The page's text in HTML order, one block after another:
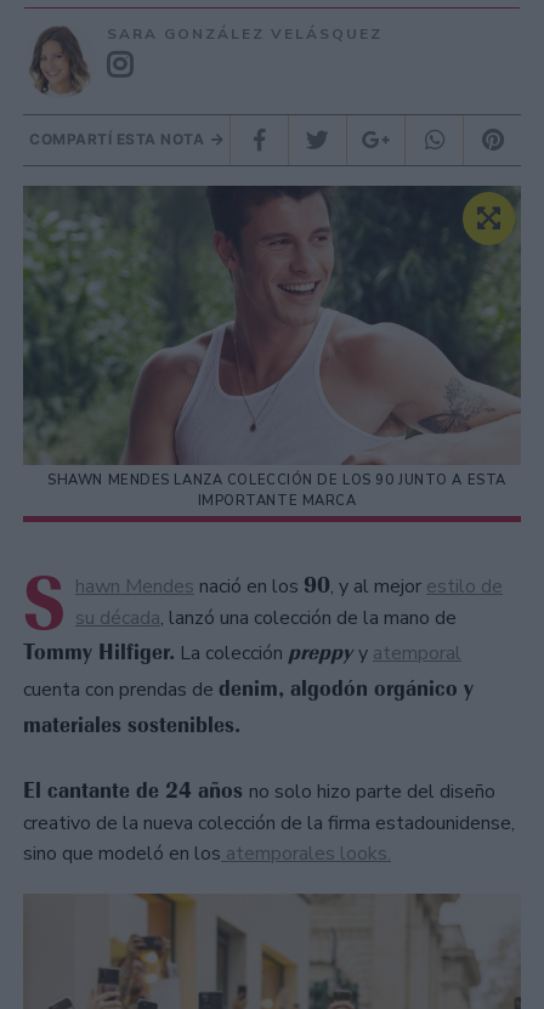
SARA GONZÁLEZ VELÁSQUEZ
COMPARTÍ ESTA NOTA
SHAWN MENDES LANZA COLECCIÓN DE LOS 90 JUNTO A ESTA
IMPORTANTE MARCA
S hawn Mendes nació en los 90, y al mejor estilo de
su década, lanzó una colección de la mano de
Tommy Hilfiger. La colección preppyy atemporal
cuenta con prendas de denim, algodón orgánico y
materiales sostenibles.
El cantante de 24 años no solo hizo parte del diseño
creativo de la nueva colección de la firma estadounidense,
sino que modeló en los atemporales looks.